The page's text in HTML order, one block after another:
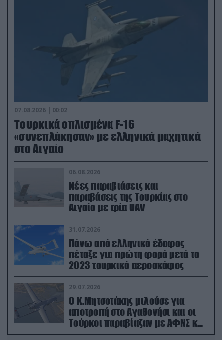
07.08.2026 | 00:02
Τουρκικά οπλισμένα F-16
«συνεπλάκησαν» με ελληνικά μαχητικά
στο Αιγαίο
06.08.2026
Νέες παραβιάσεις και
παραβάσεις της Τουρκίας στο
Αιγαίο με τρία UAV
31.07.2026
Πάνω από ελληνικό έδαφος
πέταξε για πρώτη φορά μετά το
2023 τουρκικό αεροσκάφος
29.07.2026
Ο Κ.Μητσοτάκης μιλούσε για
αποτροπή στο Αγαθονήσι και οι
Τούρκοι παραβίαζαν με ΑΦΝΣ και
drone